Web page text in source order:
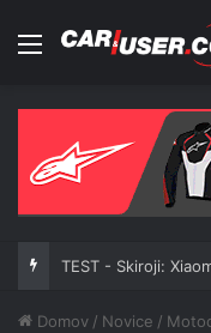
Meni
TEST - Skiroji:
Domov / Novice /